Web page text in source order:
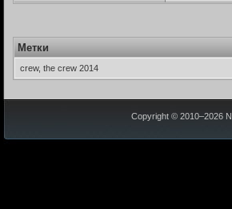
Метки
crew, the crew 2014
Copyright © 2010–2026